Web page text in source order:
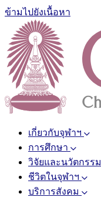
ข้ามไปยังเนื้อหา
เกี่ยวกับจุฬาฯ
การศึกษา
วิจัยและนวัตกรรม
ชีวิตในจุฬาฯ
บริการสังคม